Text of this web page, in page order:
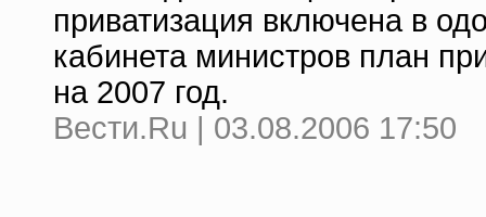
приватизация включена в
кабинета министров план
на 2007 год.
Вести.Ru | 03.08.2006 17:50